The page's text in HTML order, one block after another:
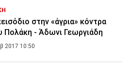
στην «άγρια» κόντρα
Πολάκη - Άδωνι Γεωργιάδη
2017 10:50